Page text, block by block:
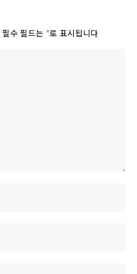
필수 필드는 *로 표시됩니다